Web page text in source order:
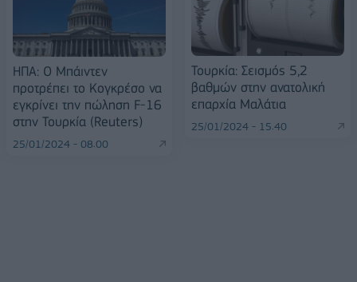
ΗΠΑ: Ο Μπάιντεν
προτρέπει το Κογκρέσο να
εγκρίνει την πώληση F-16
στην Τουρκία (Reuters)
25/01/2024 - 08:00
Τουρκία: Σεισμός 5,2
βαθμών στην ανατολική
επαρχία Μαλάτια
25/01/2024 - 15:40